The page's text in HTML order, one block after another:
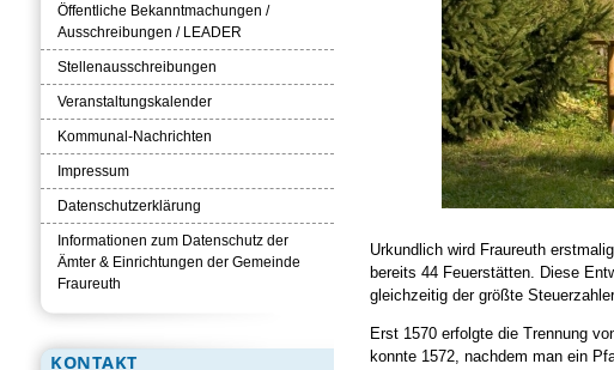
Urkundlich wird Fraureuth
bereits 44 Feuerstätten. Diese
gleichzeitig der größte
Erst 1570 erfolgte die Trennung
konnte 1572, nachdem man ein
Öffentliche Bekanntmachungen /
Ausschreibungen / LEADER
Stellenausschreibungen
Veranstaltungskalender
Kommunal-Nachrichten
Impressum
Datenschutzerklärung
Informationen zum Datenschutz der
Ämter & Einrichtungen der Gemeinde
Fraureuth
KONTAKT